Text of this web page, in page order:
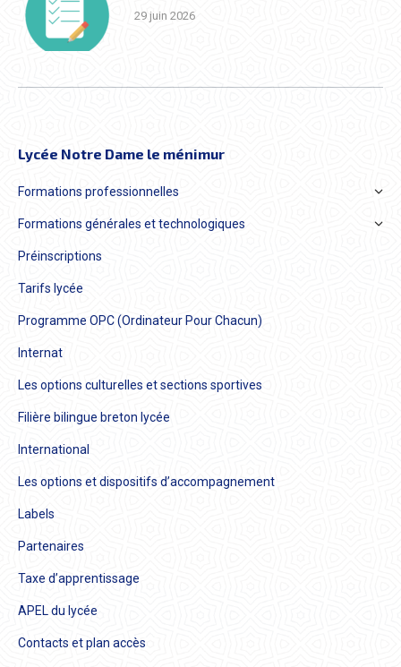
29 juin 2026
Lycée Notre Dame le ménimur
Formations professionnelles
Formations générales et technologiques
Préinscriptions
Tarifs lycée
Programme OPC (Ordinateur Pour Chacun)
Internat
Les options culturelles et sections sportives
Filière bilingue breton lycée
International
Les options et dispositifs d’accompagnement
Labels
Partenaires
Taxe d’apprentissage
APEL du lycée
Contacts et plan accès